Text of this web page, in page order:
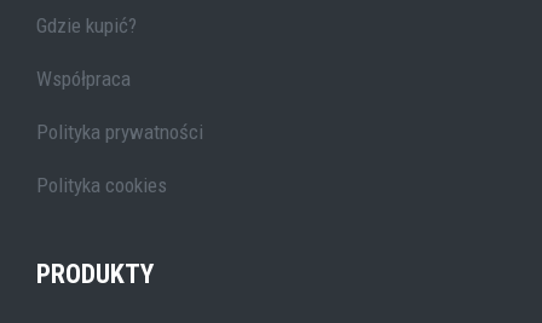
Gdzie kupić?
Współpraca
Polityka prywatności
Polityka cookies
PRODUKTY